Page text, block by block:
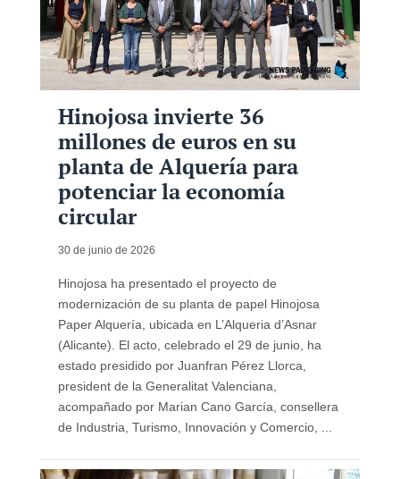
Hinojosa invierte 36
millones de euros en su
planta de Alquería para
potenciar la economía
circular
30 de junio de 2026
Hinojosa ha presentado el proyecto de
modernización de su planta de papel Hinojosa
Paper Alquería, ubicada en L’Alqueria d’Asnar
(Alicante). El acto, celebrado el 29 de junio, ha
estado presidido por Juanfran Pérez Llorca,
president de la Generalitat Valenciana,
acompañado por Marian Cano García, consellera
de Industria, Turismo, Innovación y Comercio, ...